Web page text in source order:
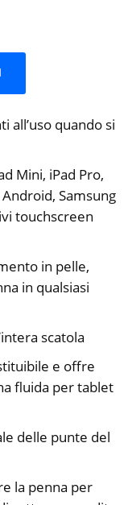
all’uso quando si
Mini, iPad Pro,
Samsung
touchscreen
in pelle,
in qualsiasi
scatola
e offre
fluida per tablet
delle punte del
la penna per